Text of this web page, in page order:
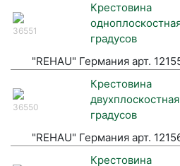
36551
Крестовина
градусов
"REHAU" Германия арт.
36550
Крестовина
градусов
"REHAU" Германия арт.
Крестовина